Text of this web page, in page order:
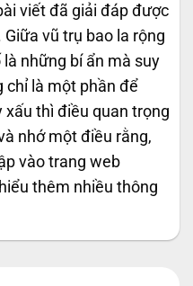
viết đã giải đáp được
vũ trụ bao la rộng
là những bí ẩn mà suy
chỉ là một phần để
xấu thì điều quan trọng
nhớ một điều rằng,
vào trang web
thêm nhiều thông